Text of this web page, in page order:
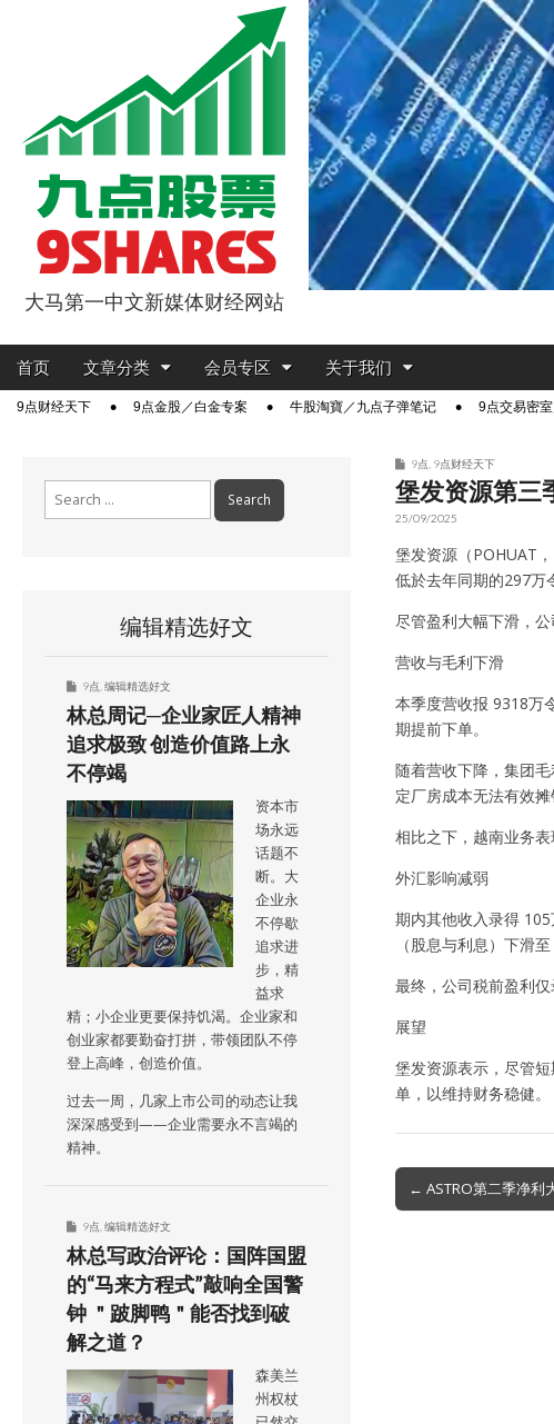
9点股票
大马第一中文新媒体财经网站
Main
Skip
content
首页 文章分类 会员专区 关于我们
Sub9点财经天下 9点金股／白金专案 牛股淘寶／九点子弹笔记 9点交易密
9点 9点财经天下
堡发资源第三
25/09/2025
堡发资源（POHUAT
低於去年同期的297万
尽管盈利大幅下滑，
营收与毛利下滑
本季度营收报 9318万
期提前下单。
随着营收下降，集团
定厂房成本无法有效摊
相比之下，越南业务
外汇影响减弱
期内其他收入录得
（股息与利息）下滑
最终，公司税前盈利
展望
堡发资源表示，尽管
单，以维持财务稳健。
Post
navigation
← ASTRO第二季净利
编辑精选好文
9点 编辑精选好文
林总周记─企业家匠人精神
追求极致 创造价值路上永
不停竭
资本市
场永远
话题不
断。大
企业永
不停歇
追求进
步，精
益求
精；小企业更要保持饥渴。企业家和
创业家都要勤奋打拼，带领团队不停
登上高峰，创造价值。
过去一周，几家上市公司的动态让我
深深感受到——企业需要永不言竭的
精神。
9点 编辑精选好文
林总写政治评论：国阵国盟
的“马来方程式”敲响全国警
钟 ＂跛脚鸭＂能否找到破
解之道？
森美兰
州权杖